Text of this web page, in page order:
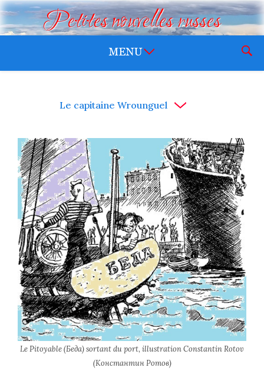
Petites nouvelles russes
Le capitaine Wrounguel
Le Pitoyable (Беда) sortant du port, illustration Constantin Rotov
(Константин Ротов)